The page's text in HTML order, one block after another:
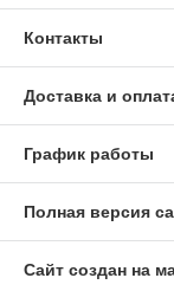
Контакты
Доставка и
График работы
Полная версия
Сайт создан на